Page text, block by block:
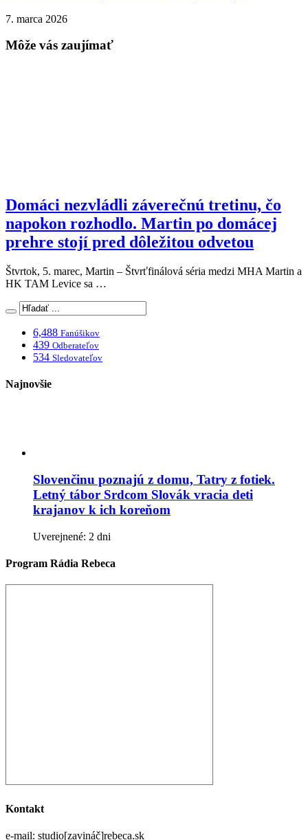
7. marca 2026
Môže vás zaujímať
Domáci nezvládli záverečnú tretinu, čo
napokon rozhodlo. Martin po domácej
prehre stojí pred dôležitou odvetou
Štvrtok, 5. marec, Martin – Štvrťfinálová séria medzi MHA Martin a
HK TAM Levice sa …
6,488 Fanúšikov
439 Odberateľov
534 Sledovateľov
Najnovšie
Slovenčinu poznajú z domu, Tatry z fotiek.
Letný tábor Srdcom Slovák vracia deti
krajanov k ich koreňom
Uverejnené: 2 dni
Program Rádia Rebeca
Kontakt
e-mail: studio[zavináč]rebeca.sk